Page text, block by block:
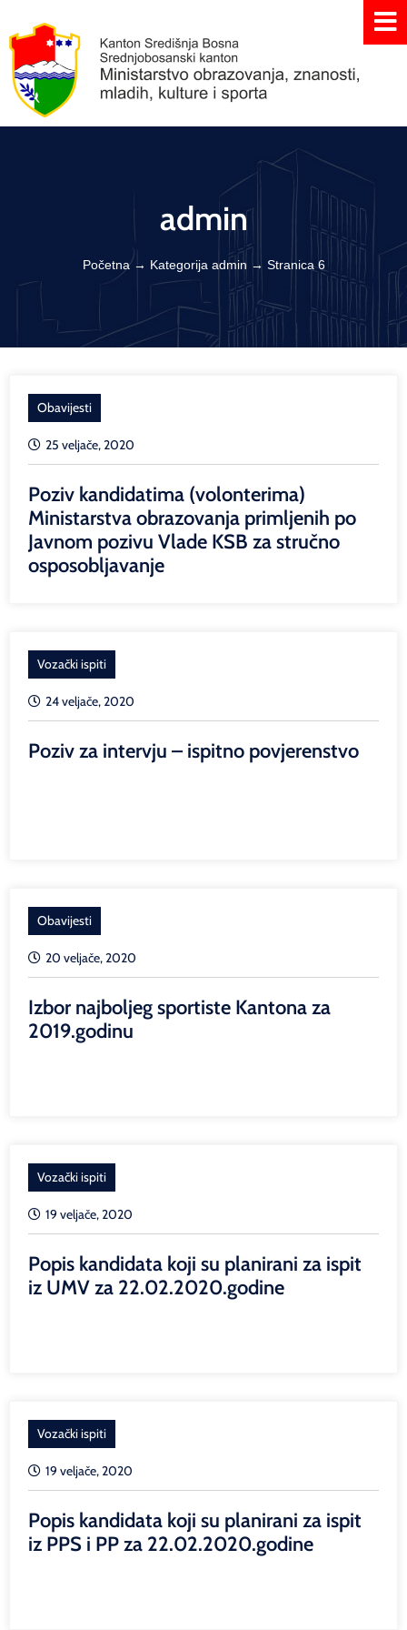
admin
Početna→ Kategorija admin → Stranica 6
Obavijesti
25 veljače, 2020
Poziv kandidatima (volonterima)
Ministarstva obrazovanja primljenih po
Javnom pozivu Vlade KSB za stručno
osposobljavanje
Vozački ispiti
24 veljače, 2020
Poziv za intervju – ispitno povjerenstvo
Obavijesti
20 veljače, 2020
Izbor najboljeg sportiste Kantona za
2019.godinu
Vozački ispiti
19 veljače, 2020
Popis kandidata koji su planirani za ispit
iz UMV za 22.02.2020.godine
Vozački ispiti
19 veljače, 2020
Popis kandidata koji su planirani za ispit
iz PPS i PP za 22.02.2020.godine